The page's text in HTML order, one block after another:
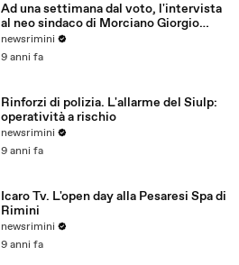
Ad una settimana dal voto, l'intervista
al neo sindaco di Morciano Giorgio
Ciotti
newsrimini
9 anni fa
Rinforzi di polizia. L'allarme del Siulp:
operatività a rischio
newsrimini
9 anni fa
Icaro Tv. L'open day alla Pesaresi Spa di
Rimini
newsrimini
9 anni fa